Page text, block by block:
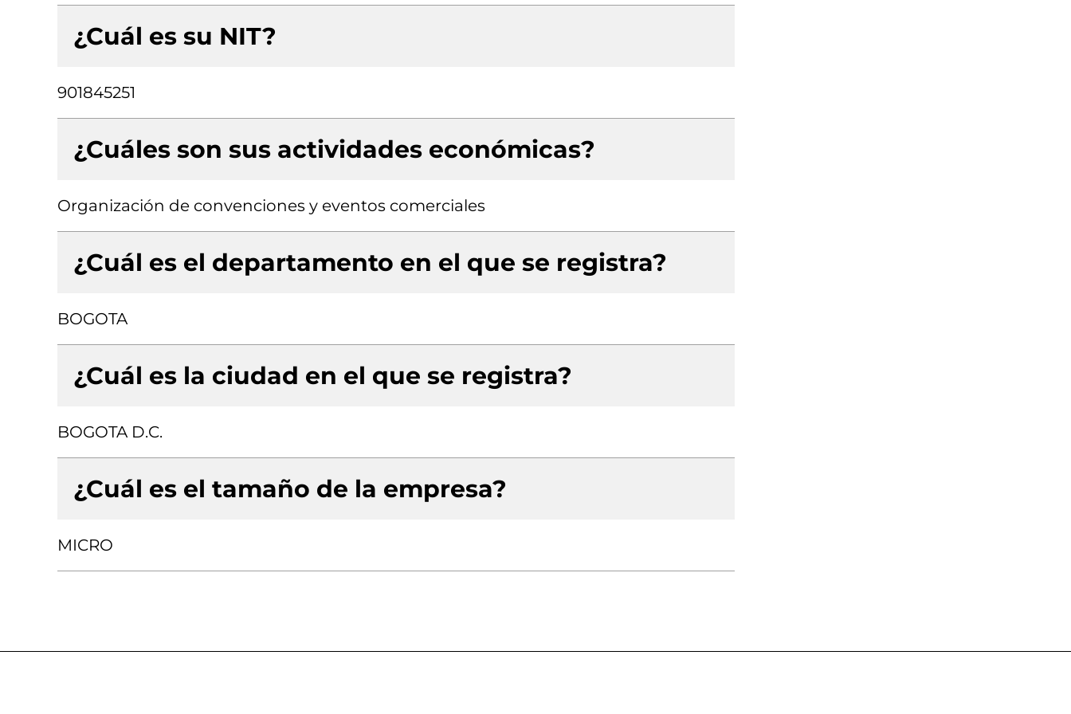
¿Cuál es su NIT?
901845251
¿Cuáles son sus actividades económicas?
Organización de convenciones y eventos comerciales
¿Cuál es el departamento en el que se registra?
BOGOTA
¿Cuál es la ciudad en el que se registra?
BOGOTA D.C.
¿Cuál es el tamaño de la empresa?
MICRO